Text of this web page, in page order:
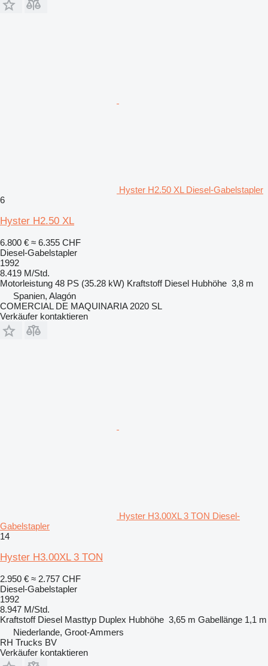
Hyster H2.50 XL Diesel-Gabelstapler
6
Hyster H2.50 XL
6.800 € ≈ 6.355 CHF
Diesel-Gabelstapler
1992
8.419 M/Std.
Motorleistung 48 PS (35.28 kW) Kraftstoff Diesel Hubhöhe 3,8 m
Spanien, Alagón
COMERCIAL DE MAQUINARIA 2020 SL
Verkäufer kontaktieren
Hyster H3.00XL 3 TON Diesel-
Gabelstapler
14
Hyster H3.00XL 3 TON
2.950 € ≈ 2.757 CHF
Diesel-Gabelstapler
1992
8.947 M/Std.
Kraftstoff Diesel Masttyp Duplex Hubhöhe 3,65 m Gabellänge 1,1 m
Niederlande, Groot-Ammers
RH Trucks BV
Verkäufer kontaktieren